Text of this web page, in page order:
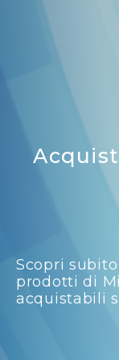
Scopri
prodotti di
acquistabili